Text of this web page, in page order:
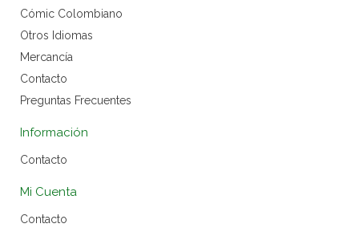
Cómic Colombiano
Otros Idiomas
Mercancía
Contacto
Preguntas Frecuentes
Información
Contacto
Mi Cuenta
Contacto